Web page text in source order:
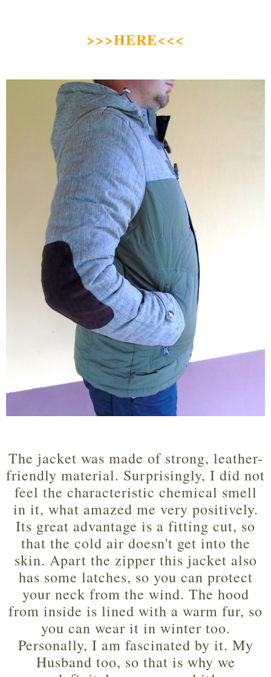
>>>HERE<<<
The jacket was made of strong, leather-
friendly material. Surprisingly, I did not
feel the characteristic chemical smell
in it, what amazed me very positively.
Its great advantage is a fitting cut, so
that the cold air doesn't get into the
skin. Apart the zipper this jacket also
has some latches, so you can protect
your neck from the wind. The hood
from inside is lined with a warm fur, so
you can wear it in winter too.
Personally, I am fascinated by it. My
Husband too, so that is why we